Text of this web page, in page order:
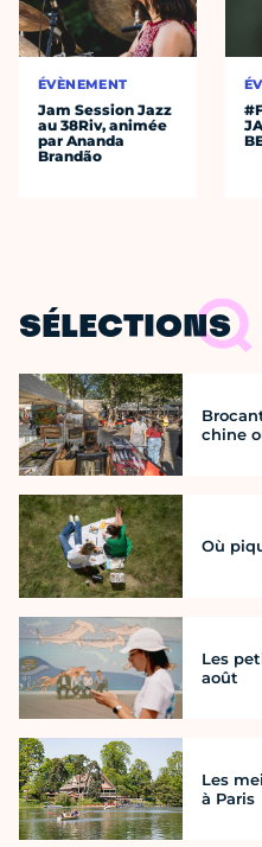
ÉVÈNEMENT
Jam Session Jazz
au 38Riv, animée
par Ananda
Brandão
SÉLECTIONS
chine
Où
Les
août
Les
à Paris